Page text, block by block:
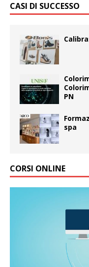
CASI DI SUCCESSO
PN
spa
CORSI ONLINE